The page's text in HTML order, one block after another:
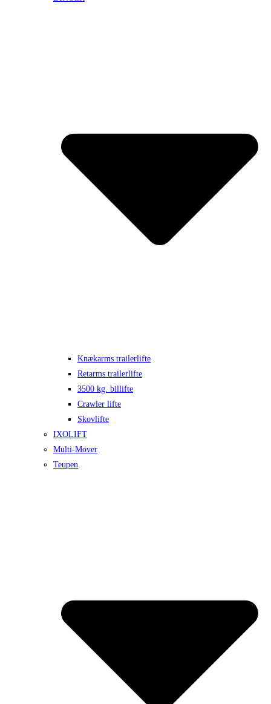
Knækarms trailerlifte
Retarms trailerlifte
3500 kg. billifte
Crawler lifte
Skovlifte
IXOLIFT
Multi-Mover
Teupen